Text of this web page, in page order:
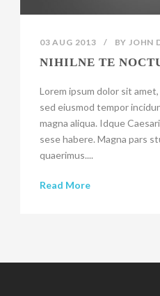
03 AUG 2013 / BYJOHN
NIHILNE TE
Lorem ipsum dolor sit
sed eiusmod tempor
magna aliqua. Idque
sese habere. Magna pars
quaerimus....
Read More